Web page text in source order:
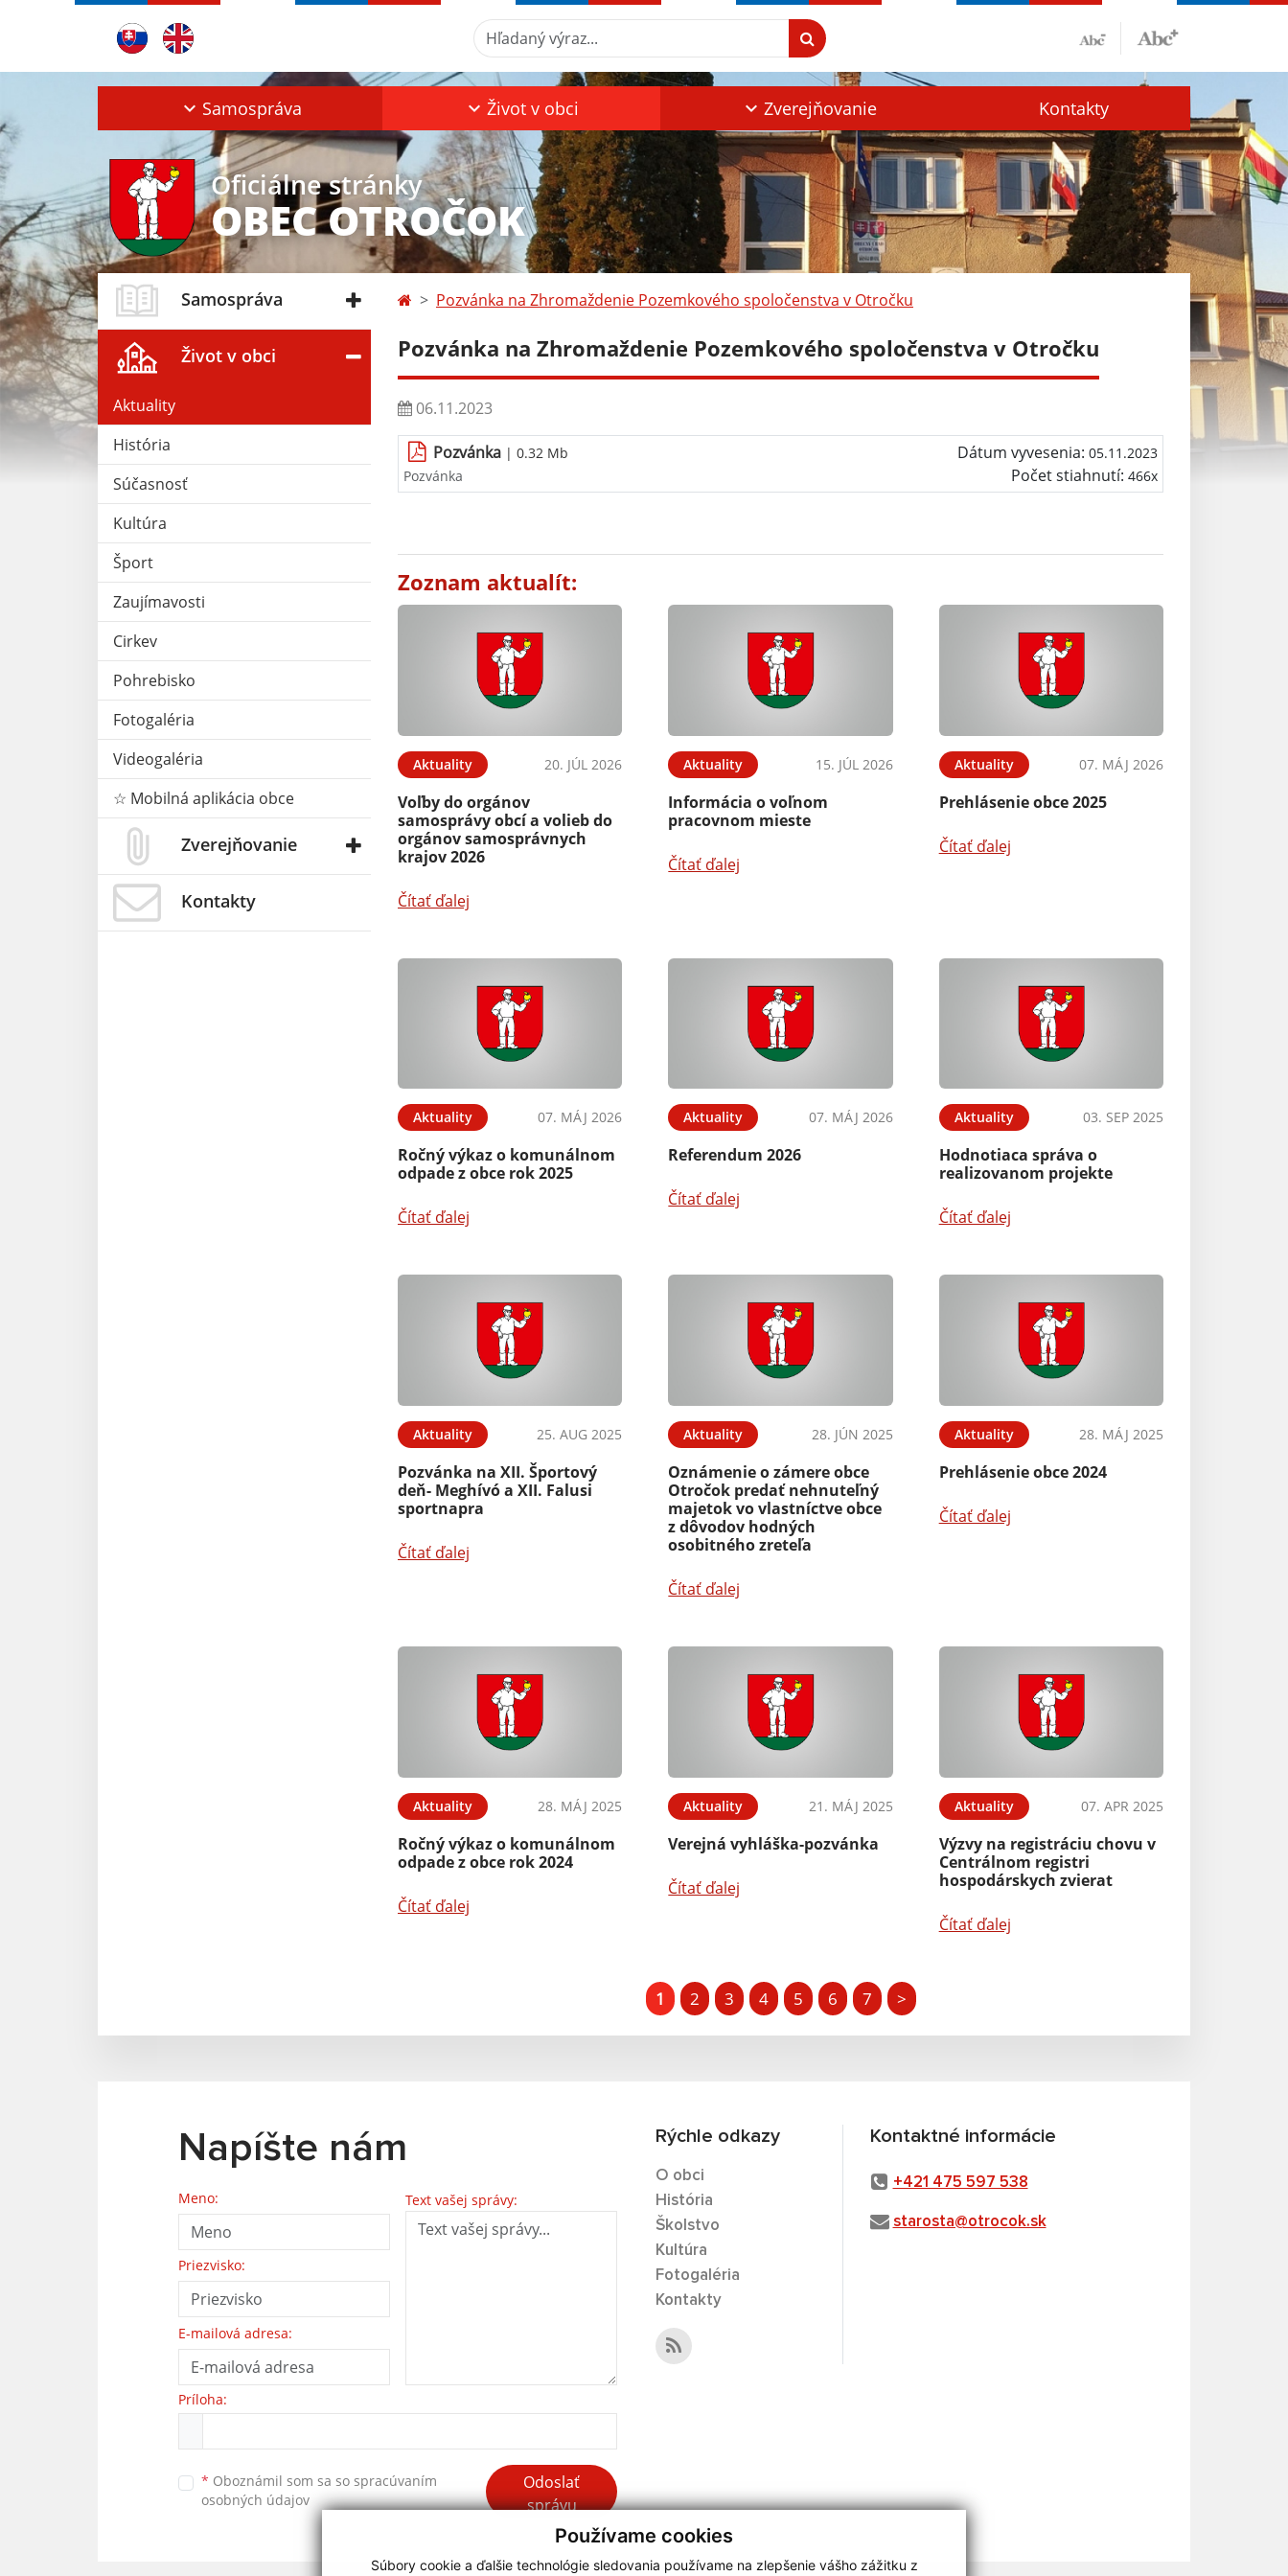
Používame cookies
Súbory cookie a ďalšie technológie sledovania používame na zlepšenie vášho zážitku z
Hľadaný výraz...
Samospráva Život v obci Zverejňovanie Kontakty
Oficiálne stránky
OBEC OTROČOK
Samospráva
Život v obci
Aktuality
História
Súčasnosť
Kultúra
Šport
Zaujímavosti
Cirkev
Pohrebisko
Fotogaléria
Videogaléria
☆ Mobilná aplikácia obce
Zverejňovanie
Kontakty
Pozvánka na Zhromaždenie Pozemkového spoločenstva v Otročku
Pozvánka na Zhromaždenie Pozemkového spoločenstva v Otročku
06.11.2023
Pozvánka | 0.32 Mb Dátum vyvesenia: 05.11.2023
Pozvánka
Počet stiahnutí: 466x
Zoznam aktualít:
Aktuality 20. JÚL 2026
Voľby do orgánov
samosprávy obcí a volieb do
orgánov samosprávnych
krajov 2026
Čítať ďalej
Aktuality 15. JÚL 2026
Informácia o voľnom
pracovnom mieste
Čítať ďalej
Aktuality 07. MÁJ 2026
Prehlásenie obce 2025
Čítať ďalej
Aktuality 07. MÁJ 2026
Ročný výkaz o komunálnom
odpade z obce rok 2025
Čítať ďalej
Aktuality 07. MÁJ 2026
Referendum 2026
Čítať ďalej
Aktuality 03. SEP 2025
Hodnotiaca správa o
realizovanom projekte
Čítať ďalej
Aktuality 25. AUG 2025
Pozvánka na XII. Športový
deň- Meghívó a XII. Falusi
sportnapra
Čítať ďalej
Aktuality 28. JÚN 2025
Oznámenie o zámere obce
Otročok predať nehnuteľný
majetok vo vlastníctve obce
z dôvodov hodných
osobitného zreteľa
Čítať ďalej
Aktuality 28. MÁJ 2025
Prehlásenie obce 2024
Čítať ďalej
Aktuality 28. MÁJ 2025
Ročný výkaz o komunálnom
odpade z obce rok 2024
Čítať ďalej
Aktuality 21. MÁJ 2025
Verejná vyhláška-pozvánka
Čítať ďalej
Aktuality 07. APR 2025
Výzvy na registráciu chovu v
Centrálnom registri
hospodárskych zvierat
Čítať ďalej
1 2 3 4 5 6 7 >
Napíšte nám
Meno:
Priezvisko:
E-mailová adresa:
Text vašej správy:
Príloha:
* Oboznámil som sa so spracúvaním
osobných údajov
Odoslať
správu
Rýchle odkazy
O obci
História
Školstvo
Kultúra
Fotogaléria
Kontakty
Kontaktné informácie
+421 475 597 538
starosta@otrocok.sk